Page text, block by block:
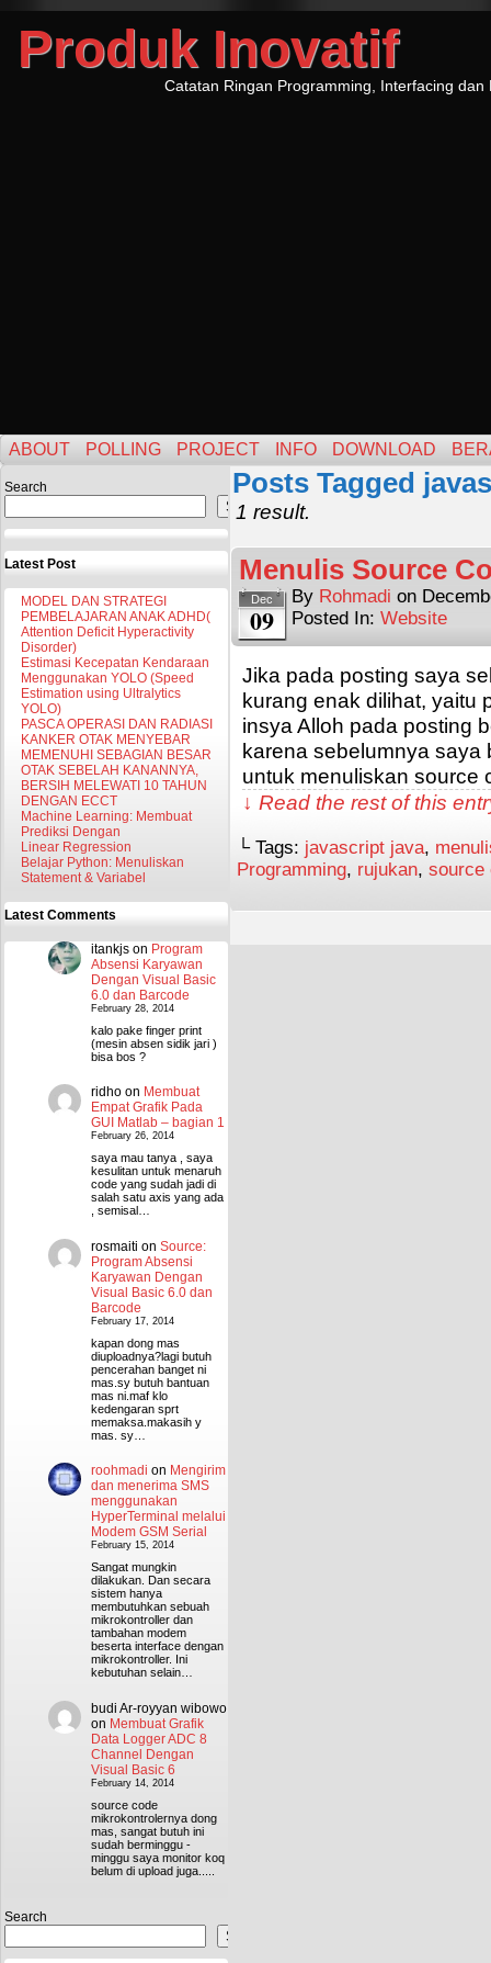
Produk Inovatif
Catatan Ringan Programming, Interfacing dan
ABOUT POLLING PROJECT INFO DOWNLOAD
Search
Search
Latest Post
MODEL DAN STRATEGI
PEMBELAJARAN ANAK ADHD(
Attention Deficit Hyperactivity
Disorder)
Estimasi Kecepatan Kendaraan
Menggunakan YOLO (Speed
Estimation using Ultralytics
YOLO)
PASCA OPERASI DAN RADIASI
KANKER OTAK MENYEBAR
MEMENUHI SEBAGIAN BESAR
OTAK SEBELAH KANANNYA,
BERSIH MELEWATI 10 TAHUN
DENGAN ECCT
Machine Learning: Membuat
Prediksi Dengan
Linear Regression
Belajar Python: Menuliskan
Statement & Variabel
Latest Comments
itankjs on Program
Absensi Karyawan
Dengan Visual Basic
6.0 dan Barcode
February 28, 2014
kalo pake finger print
(mesin absen sidik jari )
bisa bos ?
ridho on Membuat
Empat Grafik Pada
GUI Matlab – bagian 1
February 26, 2014
saya mau tanya , saya
kesulitan untuk menaruh
code yang sudah jadi di
salah satu axis yang ada
, semisal…
rosmaiti on Source:
Program Absensi
Karyawan Dengan
Visual Basic 6.0 dan
Barcode
February 17, 2014
kapan dong mas
diuploadnya?lagi butuh
pencerahan banget ni
mas.sy butuh bantuan
mas ni.maf klo
kedengaran sprt
memaksa.makasih y
mas. sy…
roohmadi on Mengirim
dan menerima SMS
menggunakan
HyperTerminal melalui
Modem GSM Serial
February 15, 2014
Sangat mungkin
dilakukan. Dan secara
sistem hanya
membutuhkan sebuah
mikrokontroller dan
tambahan modem
beserta interface dengan
mikrokontroller. Ini
kebutuhan selain…
budi Ar-royyan wibowo
on Membuat Grafik
Data Logger ADC 8
Channel Dengan
Visual Basic 6
February 14, 2014
source code
mikrokontrolernya dong
mas, sangat butuh ini
sudah berminggu -
minggu saya monitor koq
belum di upload juga.....
Search
Search
Posts Tagged
1 result.
Menulis Source
Dec
09
By Rohmadi on
Posted In: Website
Jika pada posting saya
kurang enak dilihat, yaitu
insya Alloh pada posting
karena sebelumnya saya
untuk menuliskan
↓ Read the rest of this
└ Tags: javascript java,
Programming, rujukan, source